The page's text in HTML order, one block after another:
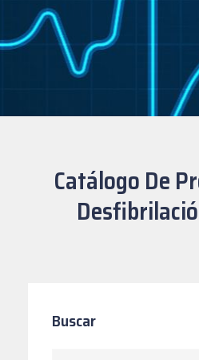
Catálogo De
Buscar